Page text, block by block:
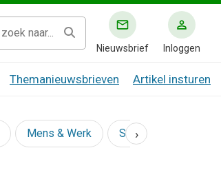
Nieuwsbrief Inloggen
Themanieuwsbrieven Artikel insturen
Mens & Werk Social
›